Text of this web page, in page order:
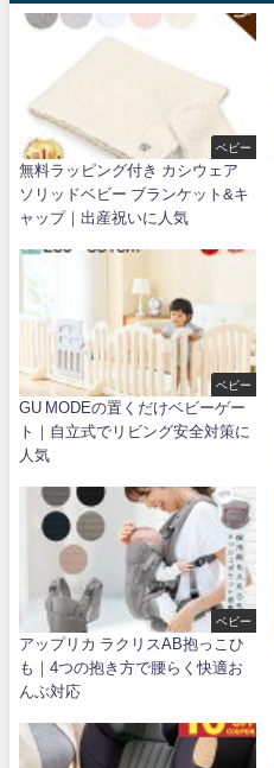
ベビー
無料ラッピング付き カシウェア
ソリッドベビー ブランケット&キ
ャップ｜出産祝いに人気
ベビー
GU MODEの置くだけベビーゲー
ト｜自立式でリビング安全対策に
人気
ベビー
アップリカ ラクリスAB抱っこひ
も｜4つの抱き方で腰らく快適お
んぶ対応